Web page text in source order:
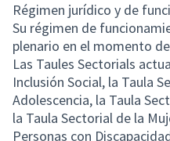
Régimen jurídico y de
Su régimen de
plenario en el momento
Las Taules Sectorials
Inclusión Social, la Taula
Adolescencia, la Taula
la Taula Sectorial de la
Personas con